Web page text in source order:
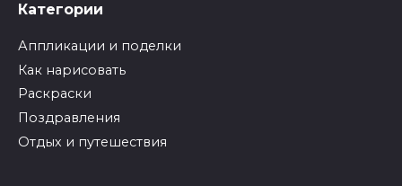
Категории
Аппликации и поделки
Как нарисовать
Раскраски
Поздравления
Отдых и путешествия